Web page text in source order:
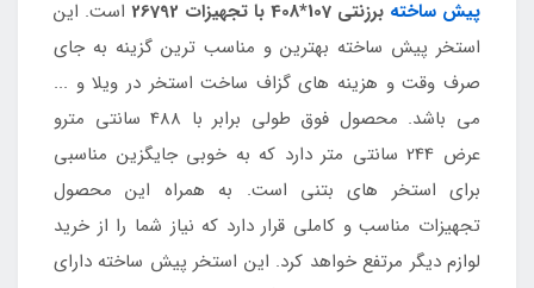
پیش ساخته برزنتی 107*408 با تجهیزات 26792
است. این
استخر پیش ساخته بهترین و مناسب ترین گزینه به جای
صرف وقت و هزینه های گزاف ساخت استخر در ویلا و ...
می باشد. محصول فوق طولی برابر با 488 سانتی مترو
عرض 244 سانتی متر دارد که به خوبی جایگزین مناسبی
برای استخر های بتنی است. به همراه این محصول
تجهیزات مناسب و کاملی قرار دارد که نیاز شما را از خرید
لوازم دیگر مرتفع خواهد کرد. این استخر پیش ساخته دارای